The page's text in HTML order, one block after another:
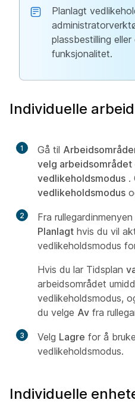
Planlagt
plassbestilling eller
funksjonalitet.
Individuelle
1 Gå til
velg arbeidsområdet
vedlikeholdsmodus .
vedlikeholdsmodus
2 Fra
Planlagt hvis du vil
vedlikeholdsmodus
Hvis du lar Tidsplan
arbeidsområdet
vedlikeholdsmodus,
du velge Av fra
3 Velg Lagre for å
vedlikeholdsmodus.
Individuelle